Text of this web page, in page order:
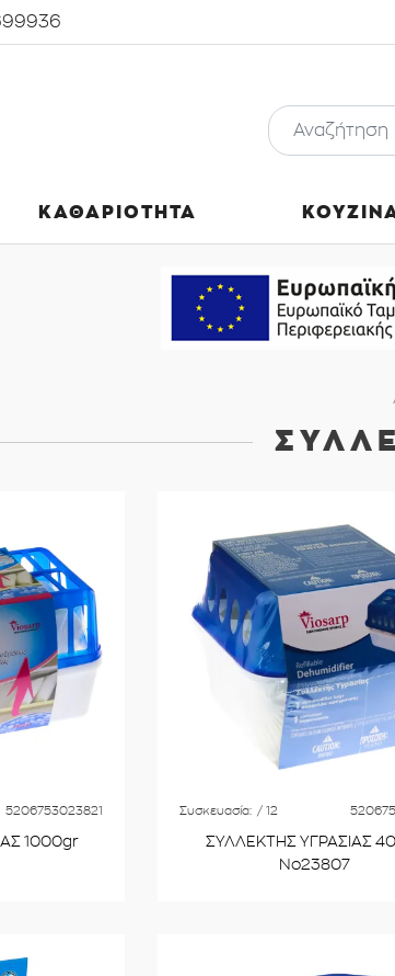
ΚΑΘΑΡΙΟΤΗΤΑ
5206753023821
1000gr
Συσκευασία: / 12
ΣΥΛΛΕΚΤΗΣ ΥΓΡΑΣΙΑΣ
Νο23807